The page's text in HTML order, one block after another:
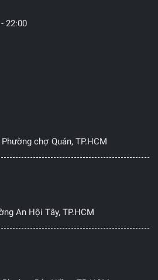
22:00
chợ Quán, TP.HCM
An Hội Tây, TP.HCM